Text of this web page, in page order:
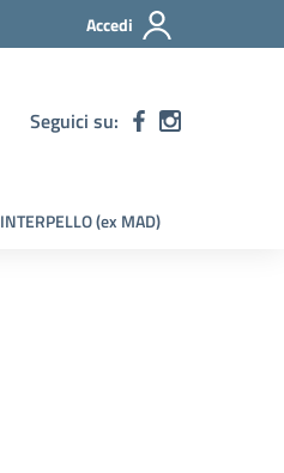
Accedi
Seguici su:
INTERPELLO (ex MAD)